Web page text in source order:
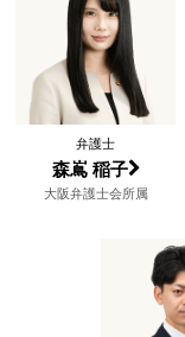
弁護士
森嶌 稲子
大阪弁護士会所属